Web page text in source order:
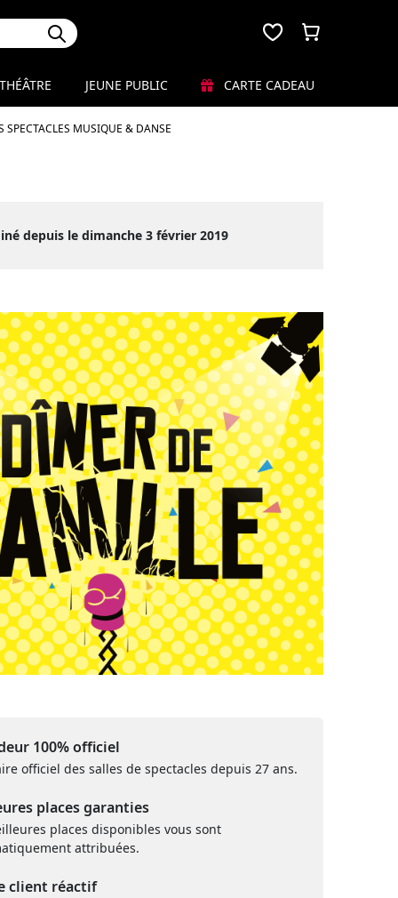
SPECTACLES MUSIQUE & DANSE
JEUNE PUBLIC CARTE CADEAU
depuis le dimanche 3 février 2019
100% officiel
officiel des salles de spectacles depuis 27 ans.
places garanties
places disponibles vous sont
attribuées.
client réactif